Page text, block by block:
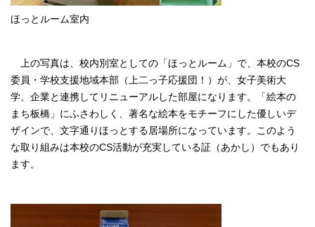
ほっとルーム室内
上の写真は、校内別室としての「ほっとルーム」で、本校のCS
委員 ・学校支援地域本部（上二っ子応援団！） が、女子美術大
学、企業と連携してリニューアルした部屋になります。「絵本の
まち板橋」にふさわしく、著名な絵本をモチーフにした優しいデ
ザインで、文字通りほっとする居場所になっています。このよう
な取り組みは本校のCS活動が充実している証（あかし）でもあり
ます。